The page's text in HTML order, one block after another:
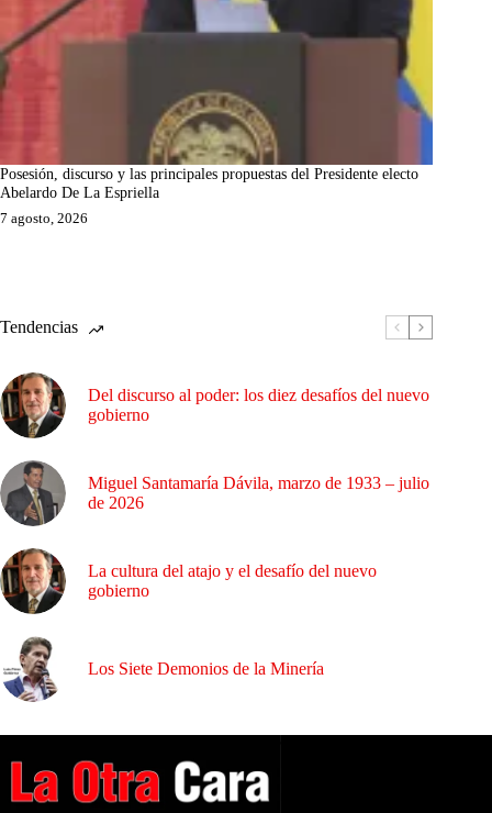
Posesión, discurso y las principales propuestas del Presidente electo
Abelardo De La Espriella
7 agosto, 2026
Tendencias
Del discurso al poder: los diez desafíos del nuevo
gobierno
Miguel Santamaría Dávila, marzo de 1933 – julio
de 2026
La cultura del atajo y el desafío del nuevo
gobierno
Los Siete Demonios de la Minería